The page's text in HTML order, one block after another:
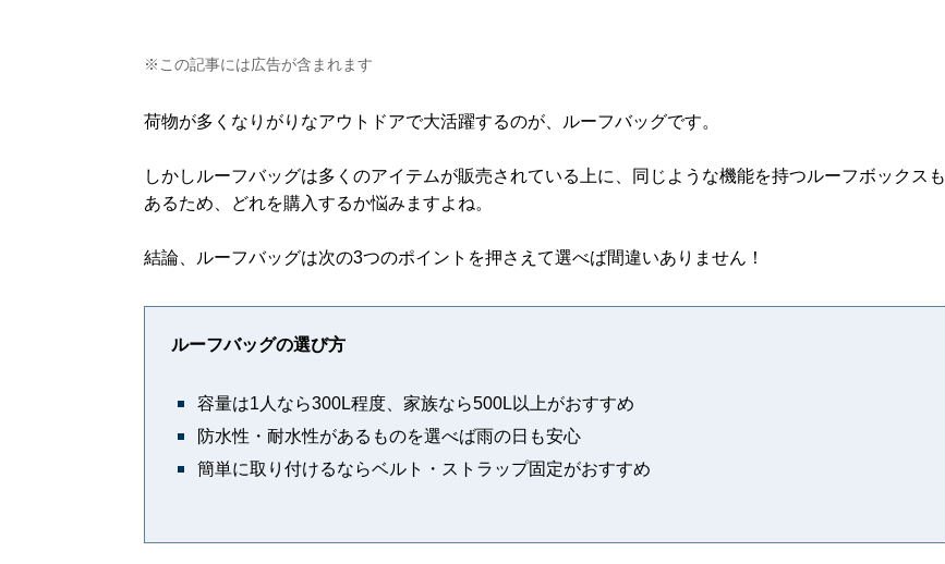
※この記事には広告が含まれます
荷物が多くなりがりなアウトドアで大活躍するのが、ルーフバッグです。
しかしルーフバッグは多くのアイテムが販売されている上に、同じような機能を持つルーフボックスも
あるため、どれを購入するか悩みますよね。
結論、ルーフバッグは次の3つのポイントを押さえて選べば間違いありません！
ルーフバッグの選び方
容量は1人なら300L程度、家族なら500L以上がおすすめ
防水性・耐水性があるものを選べば雨の日も安心
簡単に取り付けるならベルト・ストラップ固定がおすすめ